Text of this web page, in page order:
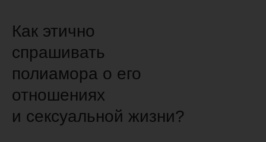
Как этично
спрашивать
полиамора о его
отношениях
и сексуальной жизни?